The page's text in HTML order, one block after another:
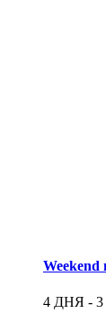
Weekend
4 ДНЯ -